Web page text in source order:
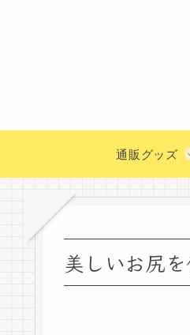
通販グッズ
美しいお尻